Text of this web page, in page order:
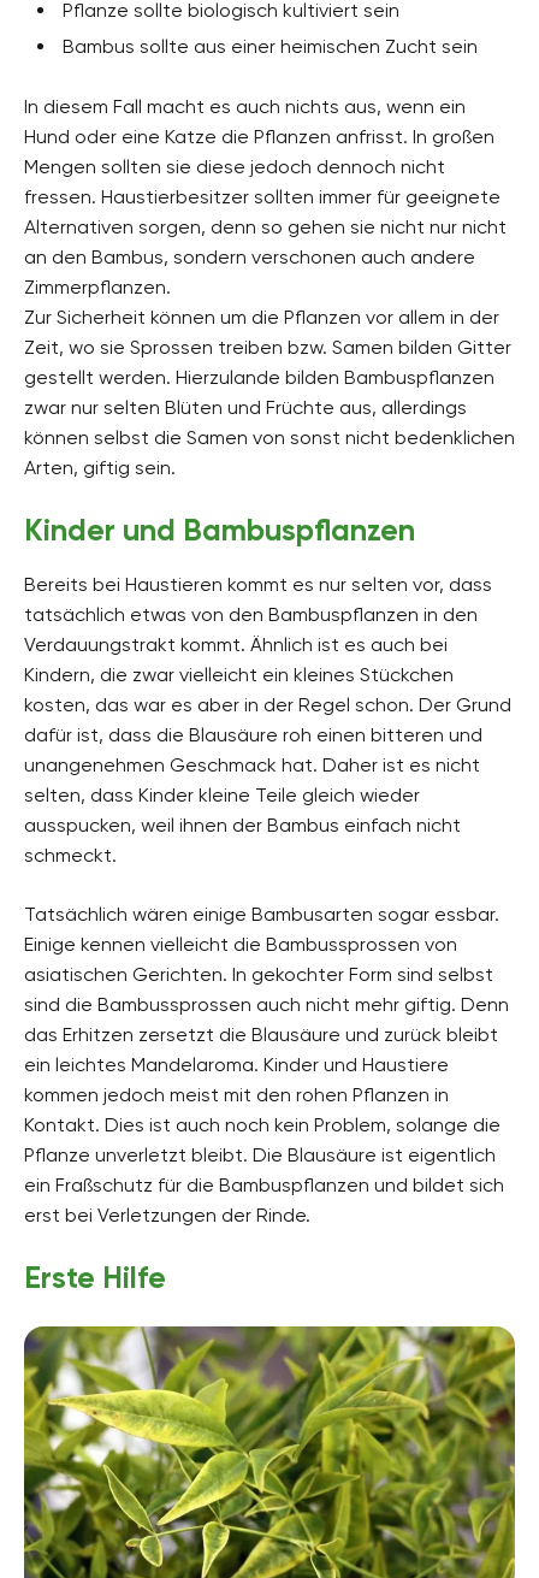
Pflanze sollte biologisch kultiviert sein
Bambus sollte aus einer heimischen Zucht sein
In diesem Fall macht es auch nichts aus, wenn ein
Hund oder eine Katze die Pflanzen anfrisst. In großen
Mengen sollten sie diese jedoch dennoch nicht
fressen. Haustierbesitzer sollten immer für geeignete
Alternativen sorgen, denn so gehen sie nicht nur nicht
an den Bambus, sondern verschonen auch andere
Zimmerpflanzen.
Zur Sicherheit können um die Pflanzen vor allem in der
Zeit, wo sie Sprossen treiben bzw. Samen bilden Gitter
gestellt werden. Hierzulande bilden Bambuspflanzen
zwar nur selten Blüten und Früchte aus, allerdings
können selbst die Samen von sonst nicht bedenklichen
Arten, giftig sein.
Kinder und Bambuspflanzen
Bereits bei Haustieren kommt es nur selten vor, dass
tatsächlich etwas von den Bambuspflanzen in den
Verdauungstrakt kommt. Ähnlich ist es auch bei
Kindern, die zwar vielleicht ein kleines Stückchen
kosten, das war es aber in der Regel schon. Der Grund
dafür ist, dass die Blausäure roh einen bitteren und
unangenehmen Geschmack hat. Daher ist es nicht
selten, dass Kinder kleine Teile gleich wieder
ausspucken, weil ihnen der Bambus einfach nicht
schmeckt.
Tatsächlich wären einige Bambusarten sogar essbar.
Einige kennen vielleicht die Bambussprossen von
asiatischen Gerichten. In gekochter Form sind selbst
sind die Bambussprossen auch nicht mehr giftig. Denn
das Erhitzen zersetzt die Blausäure und zurück bleibt
ein leichtes Mandelaroma. Kinder und Haustiere
kommen jedoch meist mit den rohen Pflanzen in
Kontakt. Dies ist auch noch kein Problem, solange die
Pflanze unverletzt bleibt. Die Blausäure ist eigentlich
ein Fraßschutz für die Bambuspflanzen und bildet sich
erst bei Verletzungen der Rinde.
Erste Hilfe